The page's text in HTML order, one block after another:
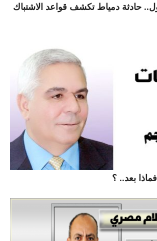
حادثة دمياط تكشف قواعد الاشتباك
بعد.. ؟